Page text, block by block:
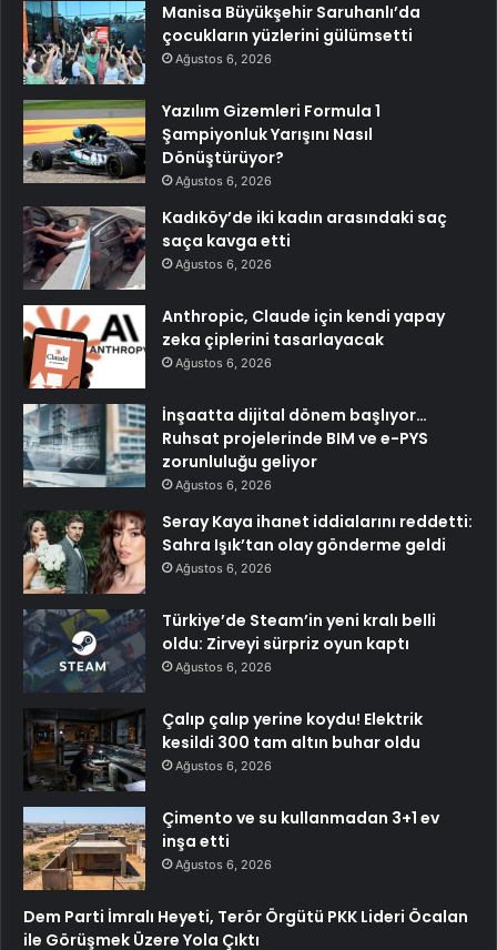
Manisa Büyükşehir Saruhanlı’da
çocukların yüzlerini gülümsetti
Ağustos 6, 2026
Yazılım Gizemleri Formula 1
Şampiyonluk Yarışını Nasıl
Dönüştürüyor?
Ağustos 6, 2026
Kadıköy’de iki kadın arasındaki saç
saça kavga etti
Ağustos 6, 2026
Anthropic, Claude için kendi yapay
zeka çiplerini tasarlayacak
Ağustos 6, 2026
İnşaatta dijital dönem başlıyor…
Ruhsat projelerinde BIM ve e-PYS
zorunluluğu geliyor
Ağustos 6, 2026
Seray Kaya ihanet iddialarını reddetti:
Sahra Işık’tan olay gönderme geldi
Ağustos 6, 2026
Türkiye’de Steam’in yeni kralı belli
oldu: Zirveyi sürpriz oyun kaptı
Ağustos 6, 2026
Çalıp çalıp yerine koydu! Elektrik
kesildi 300 tam altın buhar oldu
Ağustos 6, 2026
Çimento ve su kullanmadan 3+1 ev
inşa etti
Ağustos 6, 2026
Dem Parti İmralı Heyeti, Terör Örgütü PKK Lideri Öcalan
ile Görüşmek Üzere Yola Çıktı